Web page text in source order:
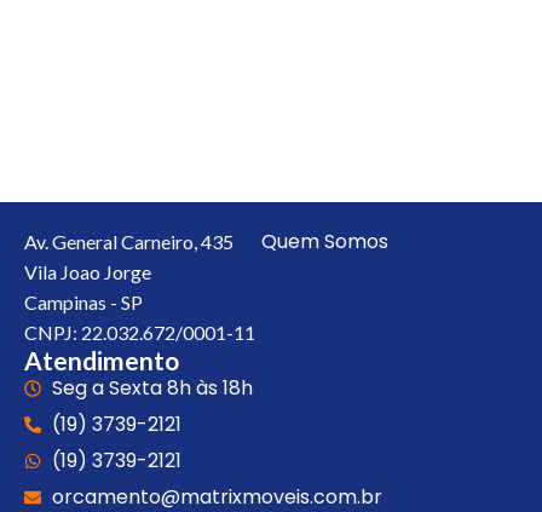
Av. General Carneiro, 435
Vila Joao Jorge
Campinas - SP
CNPJ: 22.032.672/0001-11
Quem Somos
Atendimento
Seg a Sexta 8h às 18h
(19) 3739-2121
(19) 3739-2121
orcamento@matrixmoveis.com.br